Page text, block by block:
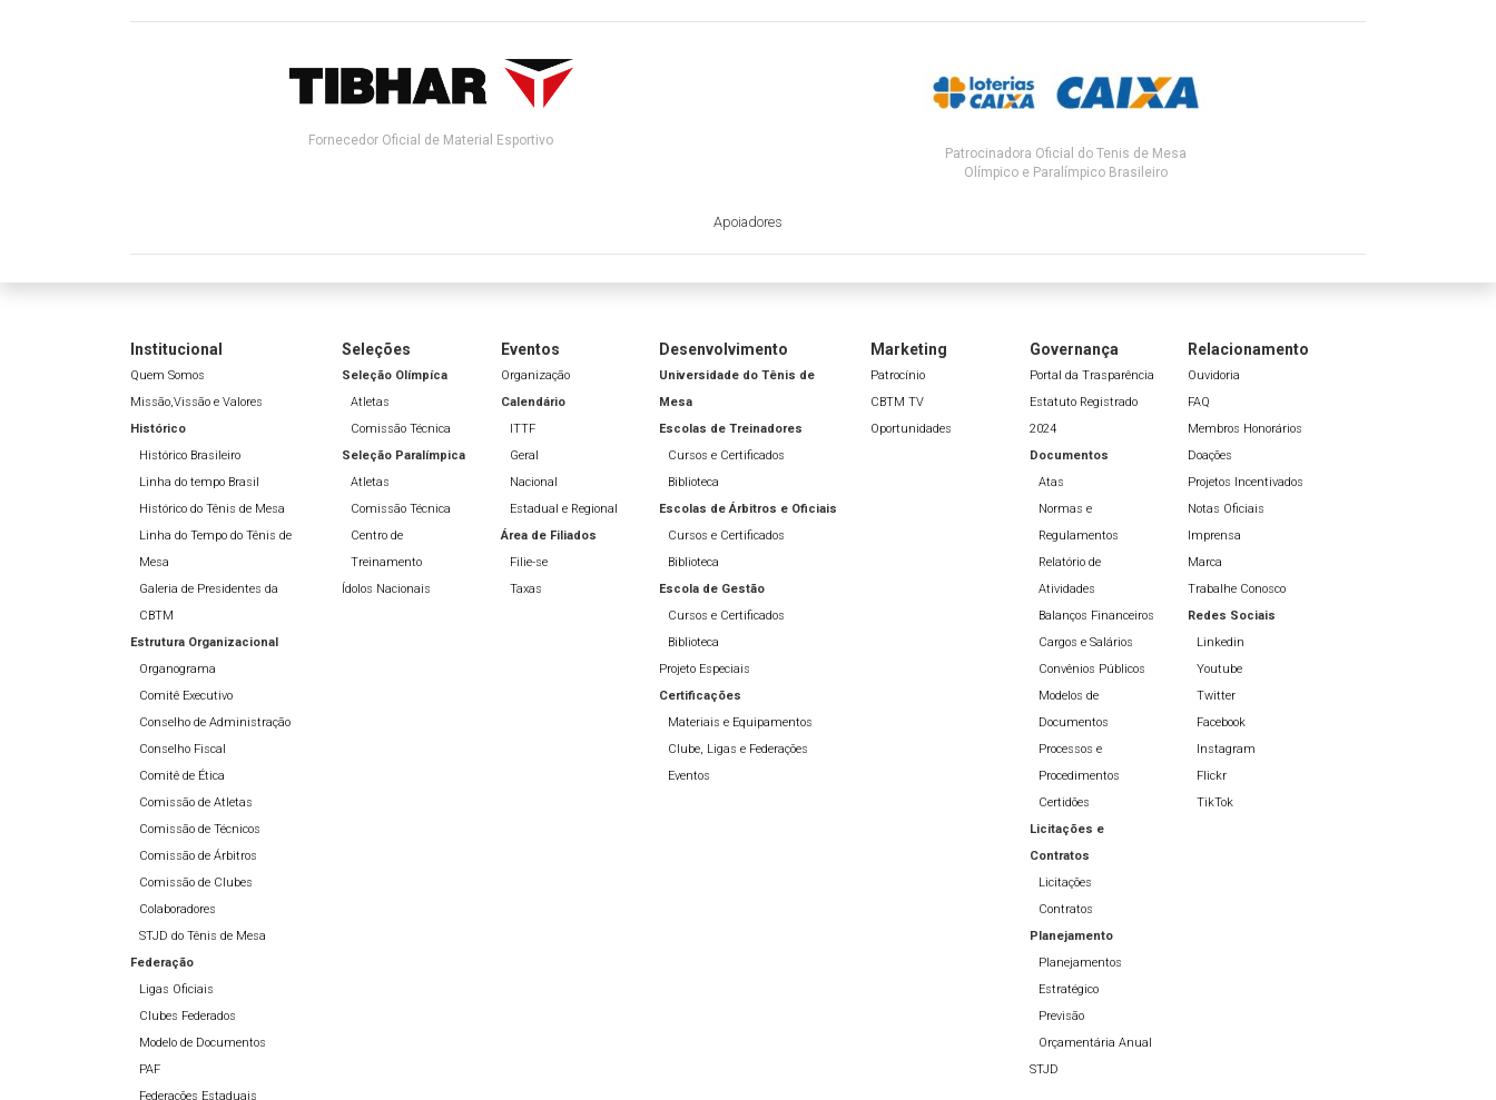
Fornecedor Oficial de Material Esportivo
Patrocinadora Oficial do Tenis de Mesa
Olímpico e Paralímpico Brasileiro
Apoiadores
Institucional
Quem Somos
Missão,Vissão e Valores
Histórico
Histórico Brasileiro
Linha do tempo Brasil
Histórico do Tênis de Mesa
Linha do Tempo do Tênis de
Mesa
Galeria de Presidentes da
CBTM
Estrutura Organizacional
Organograma
Comitê Executivo
Conselho de Administração
Conselho Fiscal
Comitê de Ética
Comissão de Atletas
Comissão de Técnicos
Comissão de Árbitros
Comissão de Clubes
Colaboradores
STJD do Tênis de Mesa
Federação
Ligas Oficiais
Clubes Federados
Modelo de Documentos
PAF
Federações Estaduais
Seleções
Seleção Olímpíca
Atletas
Comissão Técnica
Seleção Paralímpica
Atletas
Comissão Técnica
Centro de
Treinamento
Ídolos Nacionais
Eventos
Organização
Calendário
ITTF
Geral
Nacional
Estadual e Regional
Área de Filiados
Filie-se
Taxas
Desenvolvimento
Universidade do Tênis de
Mesa
Escolas de Treinadores
Cursos e Certificados
Biblioteca
Escolas de Árbitros e Oficiais
Cursos e Certificados
Biblioteca
Escola de Gestão
Cursos e Certificados
Biblioteca
Projeto Especiais
Certificações
Materiais e Equipamentos
Clube, Ligas e Federações
Eventos
Marketing
Patrocínio
CBTM TV
Oportunidades
Governança
Portal da Trasparência
Estatuto Registrado
2024
Documentos
Atas
Normas e
Regulamentos
Relatório de
Atividades
Balanços Financeiros
Cargos e Salários
Convênios Públicos
Modelos de
Documentos
Processos e
Procedimentos
Certidões
Licitações e
Contratos
Licitações
Contratos
Planejamento
Planejamentos
Estratégico
Previsão
Orçamentária Anual
STJD
Relacionamento
Ouvidoria
FAQ
Membros Honorários
Doações
Projetos Incentivados
Notas Oficiais
Imprensa
Marca
Trabalhe Conosco
Redes Sociais
Linkedin
Youtube
Twitter
Facebook
Instagram
Flickr
TikTok